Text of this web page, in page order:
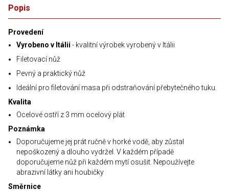
Popis
Provedení
Vyrobeno v Itálii - kvalitní výrobek vyrobený v Itálii
Filetovací nůž
Pevný a praktický nůž
Ideální pro filetování masa při odstraňování přebytečného tuku.
Kvalita
Ocelové ostří z 3 mm ocelový plát
Poznámka
Doporučujeme jej prát ručně v horké vodě, aby zůstal
nepoškozený a dlouho vydržel. V každém případě
doporučujeme nůž při každém mytí osušit. Nepoužívejte
abrazivní látky ani houbičky
Směrnice